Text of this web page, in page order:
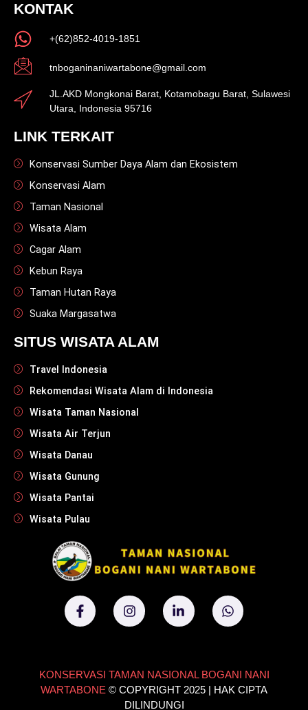
KONTAK
+(62)852-4019-1851
tnboganinaniwartabone@gmail.com
JL.AKD Mongkonai Barat, Kotamobagu Barat, Sulawesi
Utara, Indonesia 95716
LINK TERKAIT
Konservasi Sumber Daya Alam dan Ekosistem
Konservasi Alam
Taman Nasional
Wisata Alam
Cagar Alam
Kebun Raya
Taman Hutan Raya
Suaka Margasatwa
SITUS WISATA ALAM
Travel Indonesia
Rekomendasi Wisata Alam di Indonesia
Wisata Taman Nasional
Wisata Air Terjun
Wisata Danau
Wisata Gunung
Wisata Pantai
Wisata Pulau
KONSERVASI TAMAN NASIONAL BOGANI NANI
WARTABONE © COPYRIGHT 2025 | HAK CIPTA
DILINDUNGI